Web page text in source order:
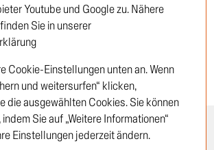
RECHTLICHES
Youtube und Google zu. Nähere
Sie in unserer
Cookie-Einstellungen unten an. Wenn
und weitersurfen“ klicken,
die ausgewählten Cookies. Sie können
Sie auf „Weitere Informationen“
Einstellungen jederzeit ändern.